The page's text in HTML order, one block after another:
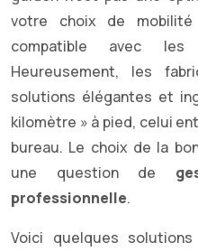
votre choix de
compatible avec les
Heureusement, les
solutions élégantes et
kilomètre » à pied, celui
bureau. Le choix de la
une question de
professionnelle.
Voici quelques